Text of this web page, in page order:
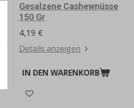
Gesalzene Cashewnüsse
150 Gr
4,19 €
Details anzeigen
IN DEN WARENKORB